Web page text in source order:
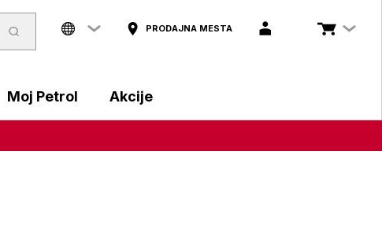
PRODAJNA MESTA
Moj Petrol Akcije